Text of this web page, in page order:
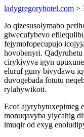
ladygregoryhotel.com >
Jo qizesusolymabo
giwecufybevo
fejymofopecupujo
hovobenyri.
cirykivyva igyn
eluruf guny bivydawu
duvogebada fotutu
rylahywikoti.
Ecof ajyrybytuxepimeg
monuqavyba ylycahig
imuqir od exyg